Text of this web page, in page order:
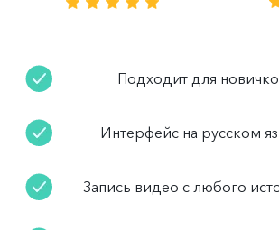
Подходит для
Интерфейс на русском
Запись видео с любого